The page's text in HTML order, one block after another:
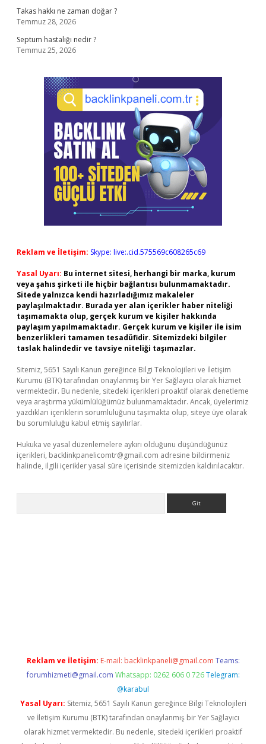
Takas hakkı ne zaman doğar ?
Temmuz 28, 2026
Septum hastalığı nedir ?
Temmuz 25, 2026
Reklam ve İletişim: Skype: live:.cid.575569c608265c69
Yasal Uyarı: Bu internet sitesi, herhangi bir marka, kurum
veya şahıs şirketi ile hiçbir bağlantısı bulunmamaktadır.
Sitede yalnızca kendi hazırladığımız makaleler
paylaşılmaktadır. Burada yer alan içerikler haber niteliği
taşımamakta olup, gerçek kurum ve kişiler hakkında
paylaşım yapılmamaktadır. Gerçek kurum ve kişiler ile isim
benzerlikleri tamamen tesadüfidir. Sitemizdeki bilgiler
taslak halindedir ve tavsiye niteliği taşımazlar.
Sitemiz, 5651 Sayılı Kanun gereğince Bilgi Teknolojileri ve İletişim
Kurumu (BTK) tarafından onaylanmış bir Yer Sağlayıcı olarak hizmet
vermektedir. Bu nedenle, sitedeki içerikleri proaktif olarak denetleme
veya araştırma yükümlülüğümüz bulunmamaktadır. Ancak, üyelerimiz
yazdıkları içeriklerin sorumluluğunu taşımakta olup, siteye üye olarak
bu sorumluluğu kabul etmiş sayılırlar.
Hukuka ve yasal düzenlemelere aykırı olduğunu düşündüğünüz
içerikleri, backlinkpanelicomtr@gmail.com adresine bildirmeniz
halinde, ilgili içerikler yasal süre içerisinde sitemizden kaldırılacaktır.
Reklam ve İletişim: E-mail: backlinkpaneli@gmail.com Teams:
forumhizmeti@gmail.com Whatsapp: 0262 606 0 726 Telegram:
@karabul
Yasal Uyarı: Sitemiz, 5651 Sayılı Kanun gereğince Bilgi Teknolojileri
ve İletişim Kurumu (BTK) tarafından onaylanmış bir Yer Sağlayıcı
olarak hizmet vermektedir. Bu nedenle, sitedeki içerikleri proaktif